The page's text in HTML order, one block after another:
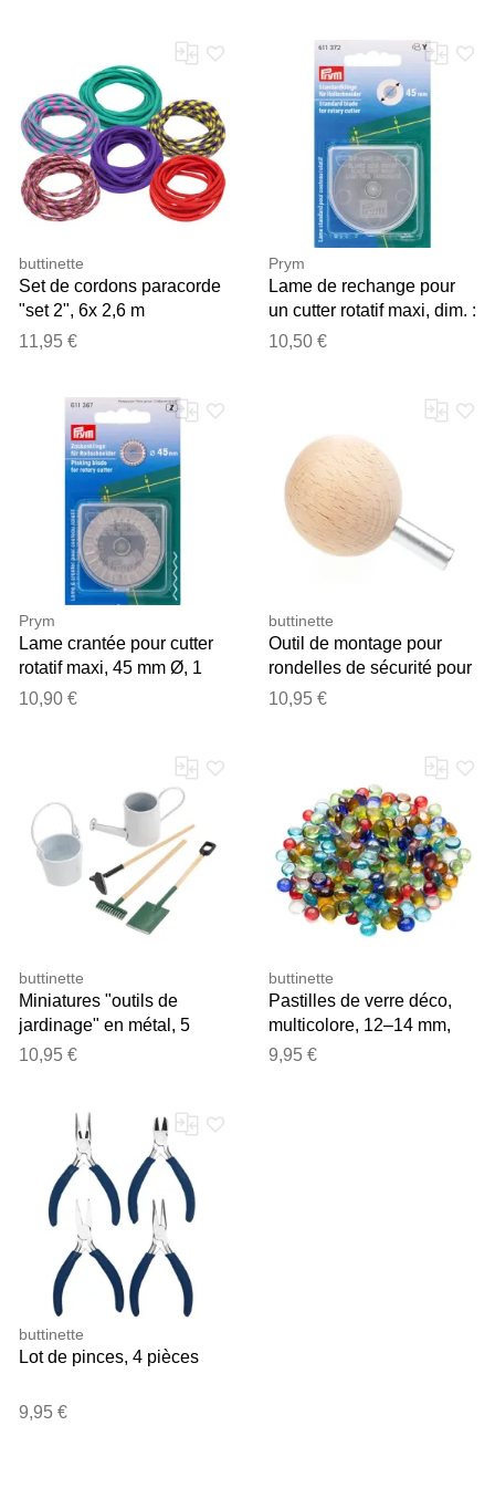
buttinette
Set de cordons paracorde
"set 2", 6x 2,6 m
11,95 €
Prym
Lame de rechange pour
un cutter rotatif maxi, dim. :
45 mm Ø
10,50 €
Prym
Lame crantée pour cutter
rotatif maxi, 45 mm Ø, 1
pièce
10,90 €
buttinette
Outil de montage pour
rondelles de sécurité pour
yeux et nez d'animaux
10,95 €
buttinette
Miniatures "outils de
jardinage" en métal, 5
pièces
10,95 €
buttinette
Pastilles de verre déco,
multicolore, 12–14 mm,
500 g
9,95 €
buttinette
Lot de pinces, 4 pièces
9,95 €